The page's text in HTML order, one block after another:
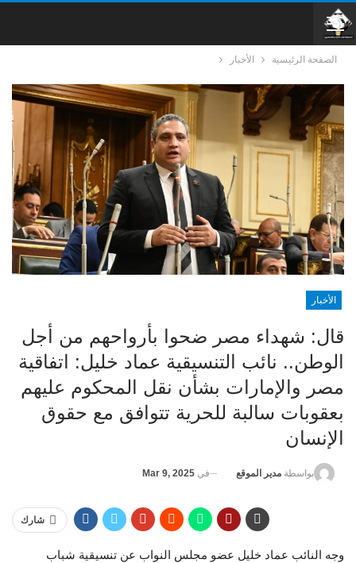
الصفحة الرئيسية الأخبار
الأخبار
قال: شهداء مصر ضحوا بأرواحهم من أجل
الوطن.. نائب التنسيقية عماد خليل: اتفاقية
مصر والإمارات بشأن نقل المحكوم عليهم
بعقوبات سالبة للحرية تتوافق مع حقوق
الإنسان
بواسطة مدير الموقع في Mar 9, 2025
شارك
وجه النائب عماد خليل عضو مجلس النواب عن تنسيقية شباب